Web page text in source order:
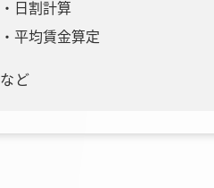
日割計算
平均賃金算定
など